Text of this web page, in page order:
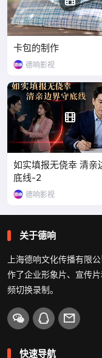
卡包的制作
德响影视
如实填报无侥幸 清亲
底线-2
德响影视
关于德响
上海德响文化传播有限
作了企业形象片、宣传
频切换录制。
快速导航